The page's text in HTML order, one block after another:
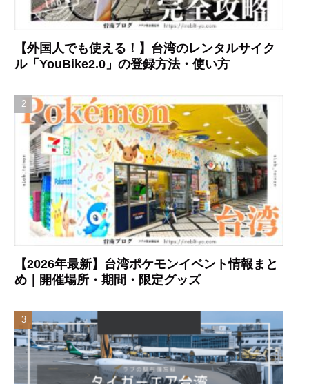
【外国人でも使える！】台湾のレンタルサイク
ル「YouBike2.0」の登録方法・使い方
【2026年最新】台湾ポケモンイベント情報まと
め｜開催場所・期間・限定グッズ